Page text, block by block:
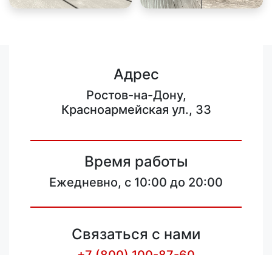
Адрес
Ростов-на-Дону,
Красноармейская ул., 33
Время работы
Ежедневно, с 10:00 до 20:00
Связаться с нами